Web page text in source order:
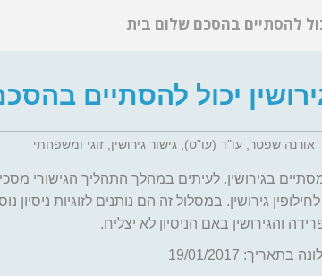
להסתיים בהסכם שלום בית
יכול להסתיים
אורנה שפטר, עו"ד (עו"ס), גישור גירושין, זוגי ומשפחתי
מסתיים בגירושין. לעיתים במהלך התהליך הגישורי
גירושין. במסלול זה הם נותנים לזוגיות ניסיון
והגירושין באם הניסיון לא יצליח.
19/01/2017